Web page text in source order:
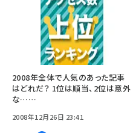
2008年全体で人気のあった記事
はどれだ？ 1位は順当、2位は意外
な……
2008年12月26日 23:41